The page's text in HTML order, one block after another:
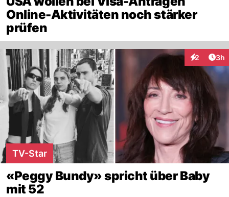
Online-Aktivitäten noch stärker
prüfen
2 3h
TV-Star
«Peggy Bundy» spricht über Baby
mit 52